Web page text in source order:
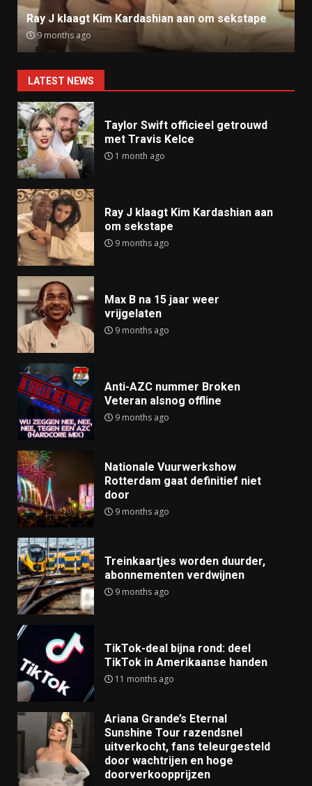
Ray J klaagt Kim Kardashian aan om sekstape
9 months ago
LATEST NEWS
Taylor Swift officieel getrouwd
met Travis Kelce
1 month ago
Ray J klaagt Kim Kardashian aan
om sekstape
9 months ago
Max B na 15 jaar weer
vrijgelaten
9 months ago
Anti-AZC nummer Broken
Veteran alsnog offline
9 months ago
Nationale Vuurwerkshow
Rotterdam gaat definitief niet
door
9 months ago
Treinkaartjes worden duurder,
abonnementen verdwijnen
9 months ago
TikTok-deal bijna rond: deel
TikTok in Amerikaanse handen
11 months ago
Ariana Grande’s Eternal
Sunshine Tour razendsnel
uitverkocht, fans teleurgesteld
door wachtrijen en hoge
doorverkoopprijzen